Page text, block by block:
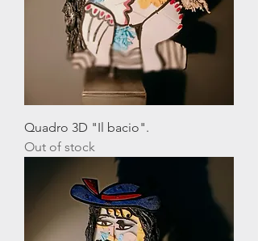
Quadro 3D "Il bacio".
Out of stock